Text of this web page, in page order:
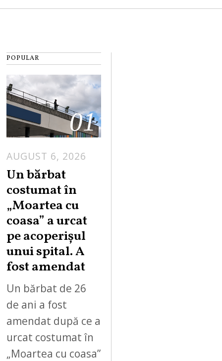
POPULAR
01
AUGUST 6, 2026
Un bărbat
costumat în
„Moartea cu
coasa” a urcat
pe acoperișul
unui spital. A
fost amendat
Un bărbat de 26
de ani a fost
amendat după ce a
urcat costumat în
„Moartea cu coasa”